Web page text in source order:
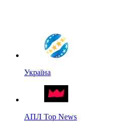
Україна
АПЛ Top News